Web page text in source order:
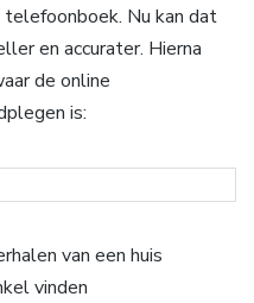
Nu kan dat
en accurater. Hierna
de online
is:
van een huis
vinden